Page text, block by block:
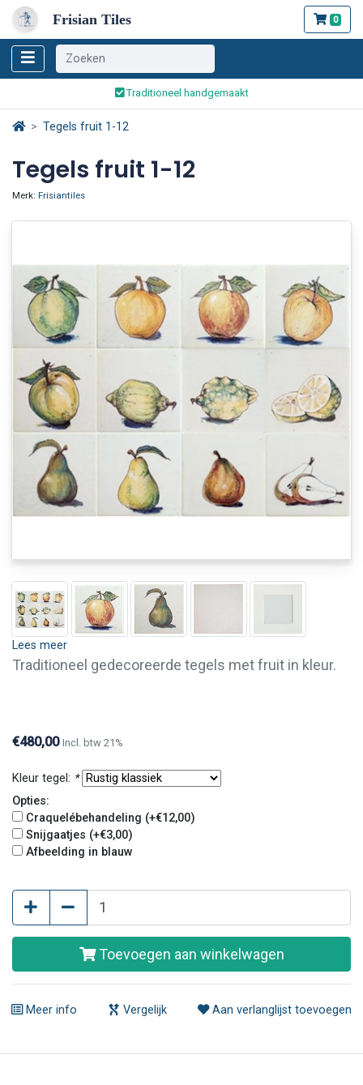
Frisian Tiles 0
Traditioneel handgemaakt
Tegels fruit 1-12
Tegels fruit 1-12
Merk: Frisiantiles
Lees meer
Traditioneel gedecoreerde tegels met fruit in kleur.
€480,00 Incl. btw 21%
Kleur tegel: *
Opties:
Craquelébehandeling (+€12,00)
Snijgaatjes (+€3,00)
Afbeelding in blauw
Toevoegen aan winkelwagen
Meer info Vergelijk Aan verlanglijst toevoegen